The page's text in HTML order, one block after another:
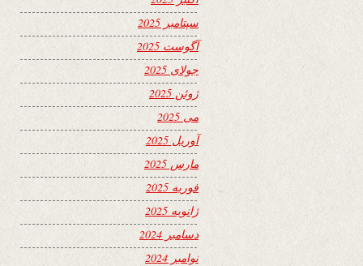
سپتامبر 2025
آگوست 2025
جولای 2025
ژوئن 2025
می 2025
آوریل 2025
مارس 2025
فوریه 2025
ژانویه 2025
دسامبر 2024
نوامبر 2024